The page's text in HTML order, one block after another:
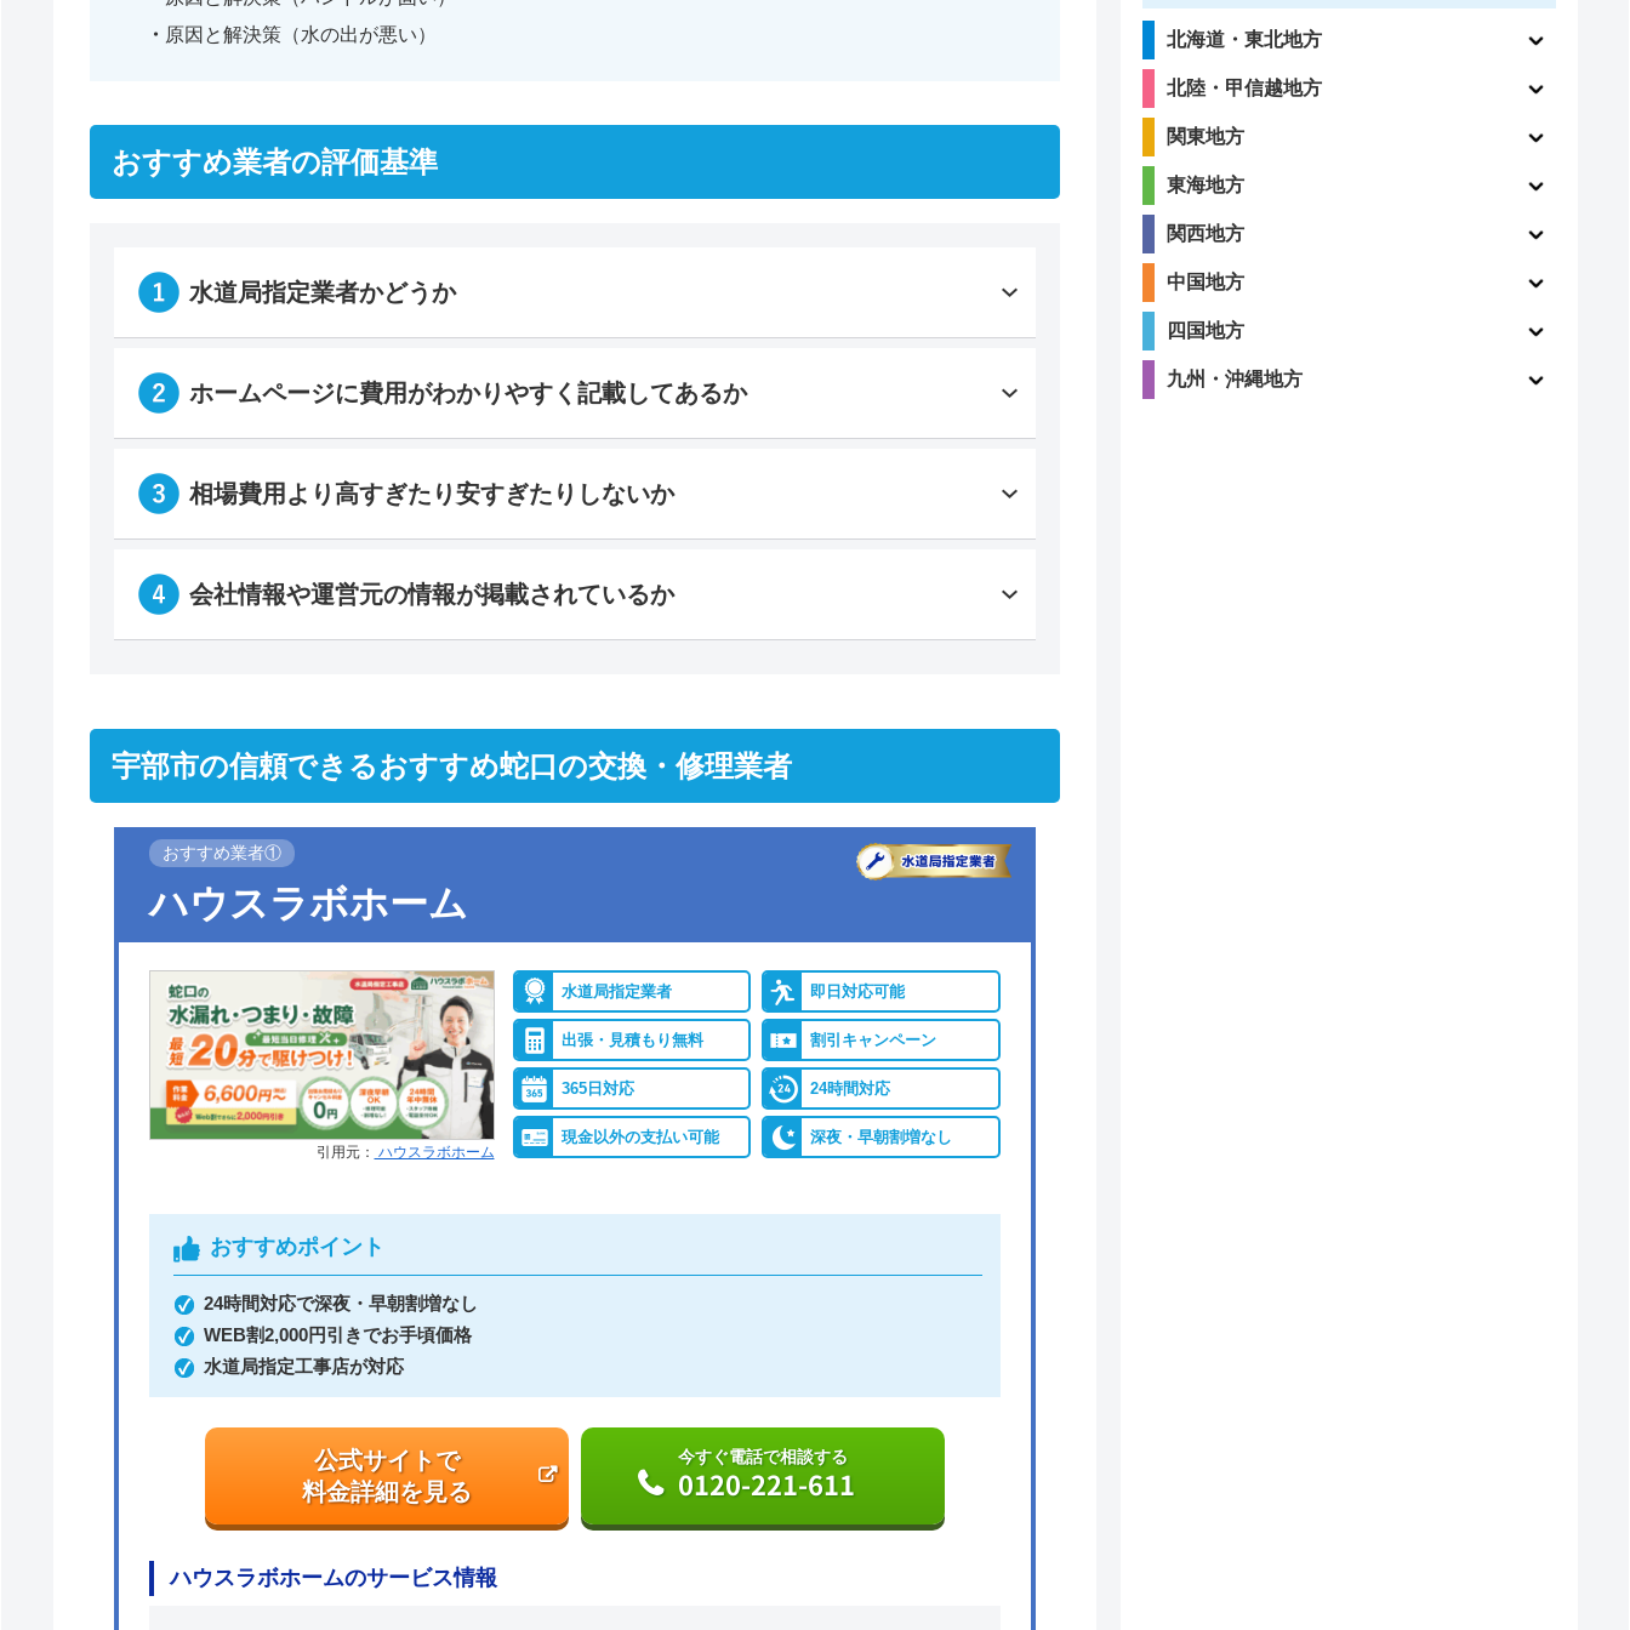
原因と解決策（水の出が悪い）
おすすめ業者の評価基準
水道局指定業者かどうか
ホームページに費用がわかりやすく記載してあるか
相場費用より高すぎたり安すぎたりしないか
会社情報や運営元の情報が掲載されているか
宇部市の信頼できるおすすめ蛇口の交換・修理業者
おすすめ業者①
ハウスラボホーム
引用元： ハウスラボホーム
水道局指定業者 即日対応可能
出張・見積もり無料 割引キャンペーン
365日対応 24時間対応
現金以外の支払い可能 深夜・早朝割増なし
おすすめポイント
24時間対応で深夜・早朝割増なし
WEB割2,000円引きでお手頃価格
水道局指定工事店が対応
公式サイトで
料金詳細を見る
今すぐ電話で相談する
0120-221-611
ハウスラボホームのサービス情報
北海道・東北地方
北陸・甲信越地方
関東地方
東海地方
関西地方
中国地方
四国地方
九州・沖縄地方